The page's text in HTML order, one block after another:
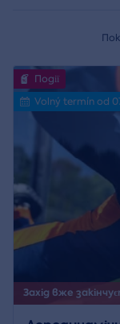
Захід вже
Події
Volný termín od